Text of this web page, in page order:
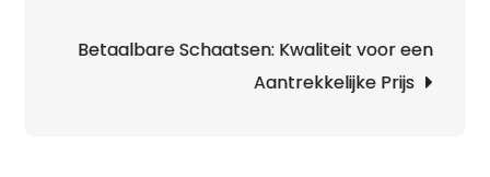
Betaalbare Schaatsen: Kwaliteit voor een
Aantrekkelijke Prijs